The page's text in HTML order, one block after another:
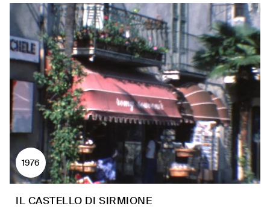
1976
IL CASTELLO DI SIRMIONE